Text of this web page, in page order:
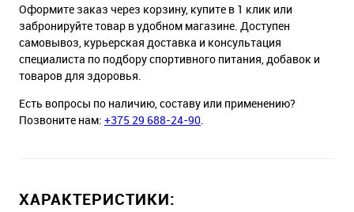
Оформите заказ через корзину, купите в 1 клик или
забронируйте товар в удобном магазине. Доступен
самовывоз, курьерская доставка и консультация
специалиста по подбору спортивного питания, добавок и
товаров для здоровья.
Есть вопросы по наличию, составу или применению?
Позвоните нам: +375 29 688-24-90
ХАРАКТЕРИСТИКИ: